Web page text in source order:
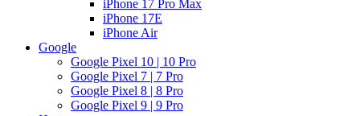
iPhone 17 Pro Max
iPhone 17E
iPhone Air
Google
Google Pixel 10 | 10 Pro
Google Pixel 7 | 7 Pro
Google Pixel 8 | 8 Pro
Google Pixel 9 | 9 Pro